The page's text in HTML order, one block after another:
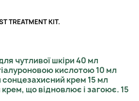
KIT.
чутливої шкіри 40 мл
кислотою 10 мл
крем 15 мл
що відновлює і загоює. 15